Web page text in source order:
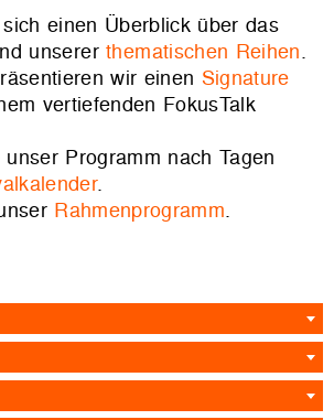
einen Überblick über das
unsererthematischen Reihen.
wir einen Signature
vertiefenden FokusTalk
Programm nach Tagen
.
Rahmenprogramm.